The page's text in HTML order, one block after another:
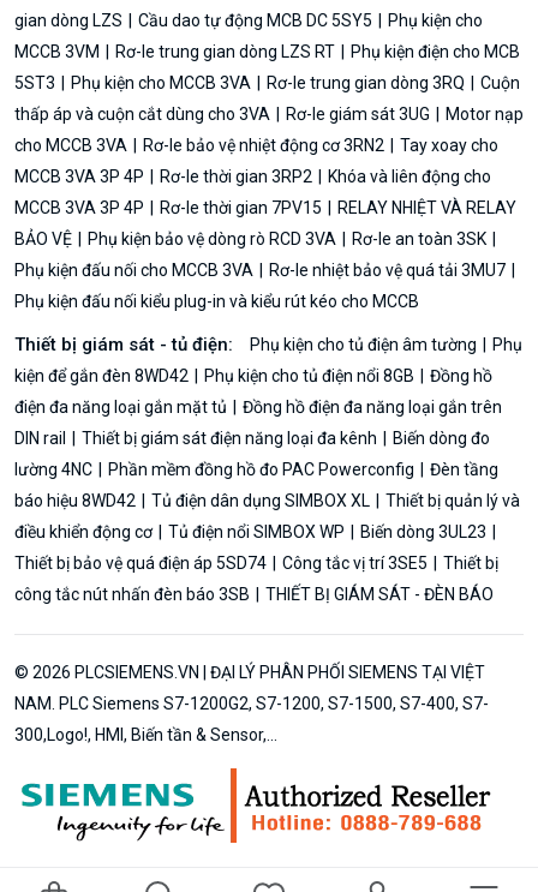
gian dòng LZS
Cầu dao tự động MCB DC 5SY5
Phụ kiện cho
MCCB 3VM
Rơ-le trung gian dòng LZS RT
Phụ kiện điện cho MCB
5ST3
Phụ kiện cho MCCB 3VA Rơ-le trung gian dòng 3RQ
Cuộn
thấp áp và cuộn cắt dùng cho 3VA
Rơ-le giám sát 3UG
Motor nạp
cho MCCB 3VA
Rơ-le bảo vệ nhiệt động cơ 3RN2
Tay xoay cho
MCCB 3VA 3P 4P
Rơ-le thời gian 3RP2
Khóa và liên động cho
MCCB 3VA 3P 4P
Rơ-le thời gian 7PV15
RELAY NHIỆT VÀ RELAY
BẢO VỆ
Phụ kiện bảo vệ dòng rò RCD 3VA
Rơ-le an toàn 3SK
Phụ kiện đấu nối cho MCCB 3VA
Rơ-le nhiệt bảo vệ quá tải 3MU7
Phụ kiện đấu nối kiểu plug-in và kiểu rút kéo cho MCCB
Thiết bị giám sát - tủ điện: Phụ kiện cho tủ điện âm tường
Phụ
kiện để gắn đèn 8WD42
Phụ kiện cho tủ điện nổi 8GB
Đồng hồ
điện đa năng loại gắn mặt tủ
Đồng hồ điện đa năng loại gắn trên
DIN rail
Thiết bị giám sát điện năng loại đa kênh
Biến dòng đo
lường 4NC
Phần mềm đồng hồ đo PAC Powerconfig
Đèn tầng
báo hiệu 8WD42
Tủ điện dân dụng SIMBOX XL
Thiết bị quản lý và
điều khiển động cơ
Tủ điện nổi SIMBOX WP
Biến dòng 3UL23
Thiết bị bảo vệ quá điện áp 5SD74
Công tắc vị trí 3SE5
Thiết bị
công tắc nút nhấn đèn báo 3SB
THIẾT BỊ GIÁM SÁT - ĐÈN BÁO
© 2026 PLCSIEMENS.VN | ĐẠI LÝ PHÂN PHỐI SIEMENS TẠI VIỆT
NAM. PLC Siemens S7-1200G2, S7-1200, S7-1500, S7-400, S7-
300,Logo!, HMI, Biến tần & Sensor,...